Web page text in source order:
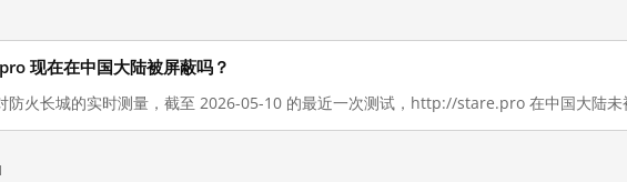
现在在中国大陆被屏蔽吗？
防火长城的实时测量，截至 2026-05-10 的最近一次测试，http://stare.pro 在中国大陆未